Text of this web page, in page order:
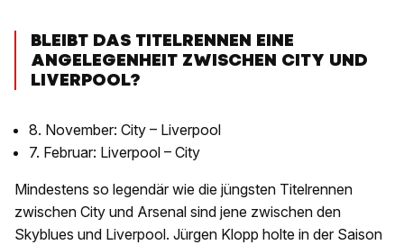
BLEIBT DAS TITELRENNEN EINE
ANGELEGENHEIT ZWISCHEN CITY UND
LIVERPOOL?
8. November: City – Liverpool
7. Februar: Liverpool – City
Mindestens so legendär wie die jüngsten Titelrennen
zwischen City und Arsenal sind jene zwischen den
Skyblues und Liverpool. Jürgen Klopp holte in der Saison